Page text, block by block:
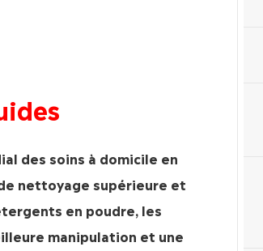
des soins à domicile en
nettoyage supérieure et
en poudre, les
manipulation et une